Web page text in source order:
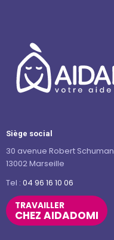
Siège social
30 avenue Robert Schuman
13002 Marseille
Tel : 04 96 16 10 06
TRAVAILLER
CHEZ AIDADOMI